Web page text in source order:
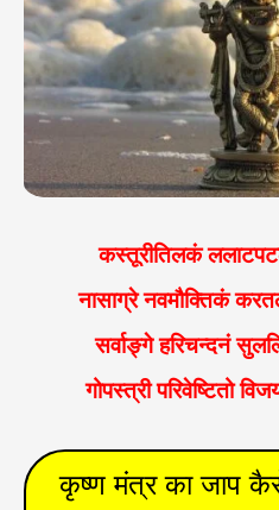
कस्तूरीतिलकं
नासाग्रे नवमौक्तिकं
सर्वाङ्गे हरिचन्दनं
गोपस्त्री परिवेष्टितो
कृष्ण मंत्र का जाप